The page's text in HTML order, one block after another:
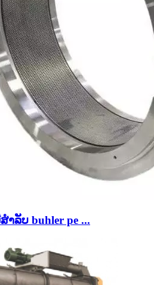
າລັບ buhler pe ...